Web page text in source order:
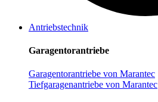
Antriebstechnik
Garagentorantriebe
Garagentorantriebe von Marantec
Tiefgaragenantriebe von Marantec